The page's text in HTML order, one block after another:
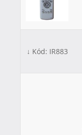
↓ Kód: IR883